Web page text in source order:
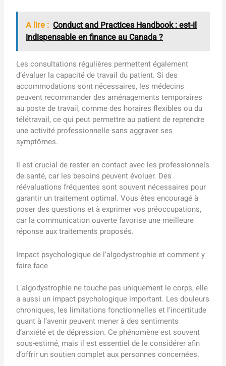
A lire : Conduct and Practices Handbook : est-il
indispensable en finance au Canada ?
Les consultations régulières permettent également
d’évaluer la capacité de travail du patient. Si des
accommodations sont nécessaires, les médecins
peuvent recommander des aménagements temporaires
au poste de travail, comme des horaires flexibles ou du
télétravail, ce qui peut permettre au patient de reprendre
une activité professionnelle sans aggraver ses
symptômes.
Il est crucial de rester en contact avec les professionnels
de santé, car les besoins peuvent évoluer. Des
réévaluations fréquentes sont souvent nécessaires pour
garantir un traitement optimal. Vous êtes encouragé à
poser des questions et à exprimer vos préoccupations,
car la communication ouverte favorise une meilleure
réponse aux traitements proposés.
Impact psychologique de l’algodystrophie et comment y
faire face
L’algodystrophie ne touche pas uniquement le corps, elle
a aussi un impact psychologique important. Les douleurs
chroniques, les limitations fonctionnelles et l’incertitude
quant à l’avenir peuvent mener à des sentiments
d’anxiété et de dépression. Ce phénomène est souvent
sous-estimé, mais il est essentiel de le considérer afin
d’offrir un soutien complet aux personnes concernées.